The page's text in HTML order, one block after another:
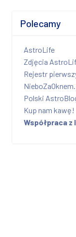
Polecamy
AstroLife
Zdjęcia
Rejestr
Polski
Kup nam kawę!
Współpraca z